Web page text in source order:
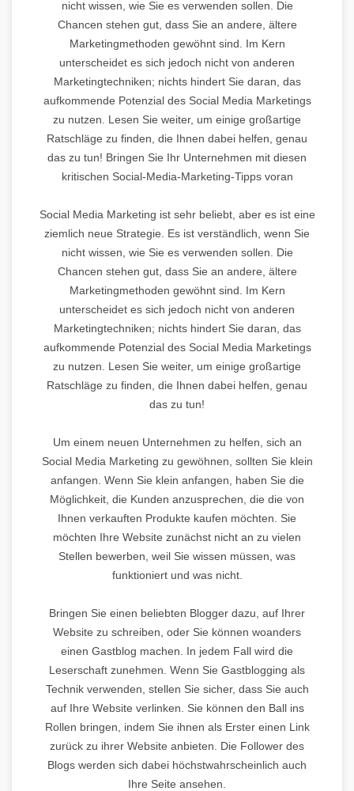
nicht wissen, wie Sie es verwenden sollen. Die
Chancen stehen gut, dass Sie an andere, ältere
Marketingmethoden gewöhnt sind. Im Kern
unterscheidet es sich jedoch nicht von anderen
Marketingtechniken; nichts hindert Sie daran, das
aufkommende Potenzial des Social Media Marketings
zu nutzen. Lesen Sie weiter, um einige großartige
Ratschläge zu finden, die Ihnen dabei helfen, genau
das zu tun! Bringen Sie Ihr Unternehmen mit diesen
kritischen Social-Media-Marketing-Tipps voran
Social Media Marketing ist sehr beliebt, aber es ist eine
ziemlich neue Strategie. Es ist verständlich, wenn Sie
nicht wissen, wie Sie es verwenden sollen. Die
Chancen stehen gut, dass Sie an andere, ältere
Marketingmethoden gewöhnt sind. Im Kern
unterscheidet es sich jedoch nicht von anderen
Marketingtechniken; nichts hindert Sie daran, das
aufkommende Potenzial des Social Media Marketings
zu nutzen. Lesen Sie weiter, um einige großartige
Ratschläge zu finden, die Ihnen dabei helfen, genau
das zu tun!
Um einem neuen Unternehmen zu helfen, sich an
Social Media Marketing zu gewöhnen, sollten Sie klein
anfangen. Wenn Sie klein anfangen, haben Sie die
Möglichkeit, die Kunden anzusprechen, die die von
Ihnen verkauften Produkte kaufen möchten. Sie
möchten Ihre Website zunächst nicht an zu vielen
Stellen bewerben, weil Sie wissen müssen, was
funktioniert und was nicht.
Bringen Sie einen beliebten Blogger dazu, auf Ihrer
Website zu schreiben, oder Sie können woanders
einen Gastblog machen. In jedem Fall wird die
Leserschaft zunehmen. Wenn Sie Gastblogging als
Technik verwenden, stellen Sie sicher, dass Sie auch
auf Ihre Website verlinken. Sie können den Ball ins
Rollen bringen, indem Sie ihnen als Erster einen Link
zurück zu ihrer Website anbieten. Die Follower des
Blogs werden sich dabei höchstwahrscheinlich auch
Ihre Seite ansehen.